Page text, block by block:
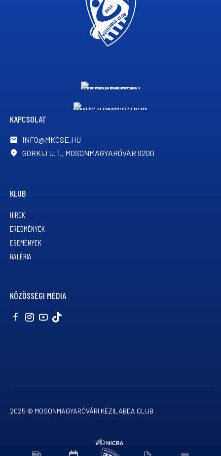
KAPCSOLAT
INFO@MKCSE.HU
GORKIJ U. 1., MOSONMAGYARÓVÁR 9200
KLUB
HÍREK
EREDMÉNYEK
ESEMÉNYEK
GALÉRIA
KÖZÖSSÉGI MÉDIA
2025 © MOSONMAGYARÓVÁRI KÉZILABDA CLUB